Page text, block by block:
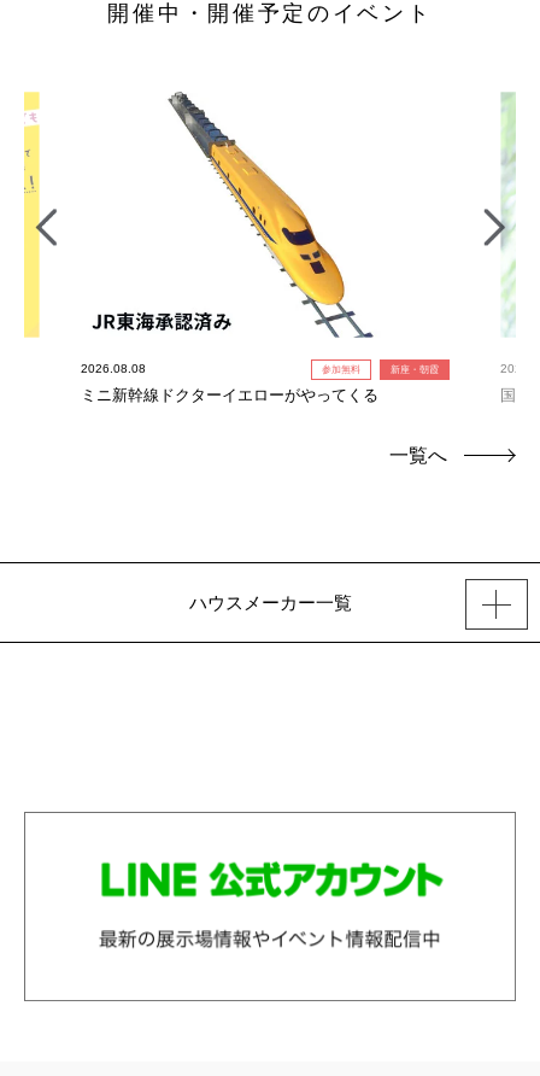
開催中・開催予定のイベント
2026.08.08 参加無料 新座・朝霞
ミニ新幹線ドクターイエローがやってくる 国産
一覧へ
ハウスメーカー一覧